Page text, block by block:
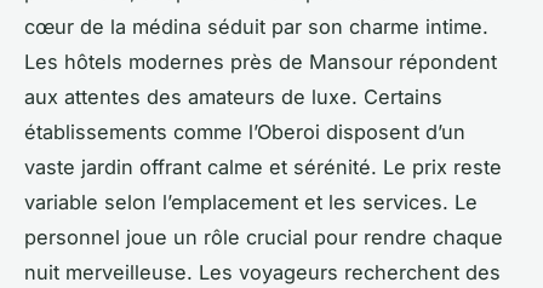
cœur de la médina séduit par son charme intime.
Les hôtels modernes près de Mansour répondent
aux attentes des amateurs de luxe. Certains
établissements comme l’Oberoi disposent d’un
vaste jardin offrant calme et sérénité. Le prix reste
variable selon l’emplacement et les services. Le
personnel joue un rôle crucial pour rendre chaque
nuit merveilleuse. Les voyageurs recherchent des